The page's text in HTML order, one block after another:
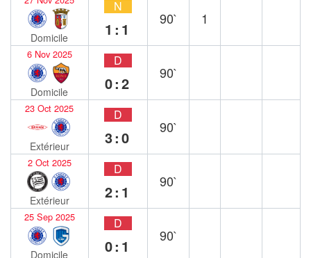
Domicile
N
1:1
90` 1
6 Nov 2025
Domicile
D
0:2
90`
23 Oct 2025
Extérieur
D
3:0
90`
2 Oct 2025
Extérieur
D
2:1
90`
25 Sep 2025
Domicile
D
0:1
90`